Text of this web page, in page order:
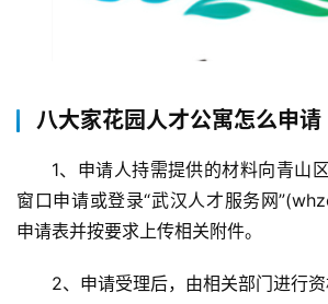
八大家花园人才公寓怎么申请
1、申请人持需提供的材料向青山
窗口申请或登录“武汉人才服务网
申请表并按要求上传相关附件。
2、申请受理后，由相关部门进行资